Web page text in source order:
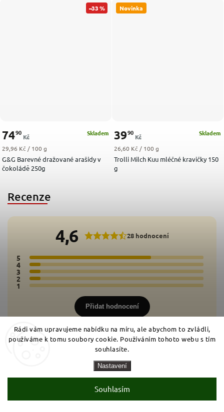
Rádi vám upravujeme nabídku na míru, ale abychom to zvládli,
používáme k tomu soubory cookie. Používáním tohoto webu s tím
souhlasíte.
Nastavení
Souhlasím
–33 %
G&G Barevné dražované arašídy v
čokoládě 250g
Skladem
7490
Kč
Měrná cena:
29,96 Kč / 100 g
Novinka
Trolli Milch Kuu mléčné kravičky 150
g
Skladem
3990
Kč
Měrná cena:
26,60 Kč / 100 g
Recenze
4,6 28 hodnocení
5 22x
4 2x
3 2x
2 2x
1 0x
Přidat hodnocení
10.3.2024
chutné